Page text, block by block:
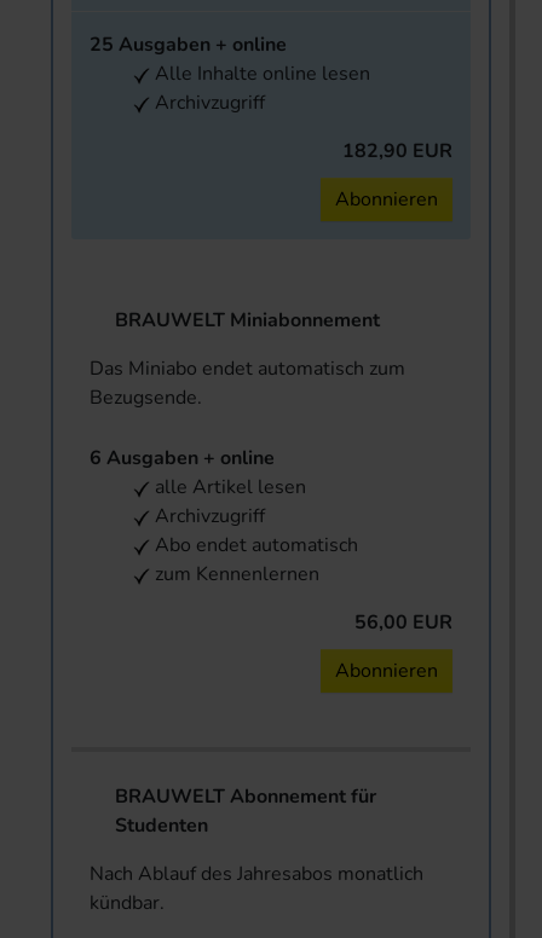
25 Ausgaben + online
Alle Inhalte online lesen
Archivzugriff
182,90 EUR
Abonnieren
BRAUWELT Miniabonnement
Das Miniabo endet automatisch zum
Bezugsende.
6 Ausgaben + online
alle Artikel lesen
Archivzugriff
Abo endet automatisch
zum Kennenlernen
56,00 EUR
Abonnieren
BRAUWELT Abonnement für
Studenten
Nach Ablauf des Jahresabos monatlich
kündbar.